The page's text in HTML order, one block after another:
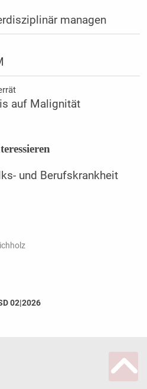
managen
auf Malignität
und Berufskrankheit
02|2026